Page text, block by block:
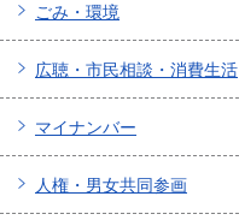
ごみ・環境
広聴・市民相談・消費生活
マイナンバー
人権・男女共同参画